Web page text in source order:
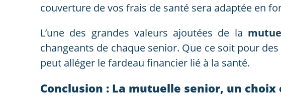
couverture de vos frais de santé sera adaptée en
L’une des grandes valeurs ajoutées de la
changeants de chaque senior. Que ce soit pour
peut alléger le fardeau financier lié à la santé.
Conclusion : La mutuelle senior, un